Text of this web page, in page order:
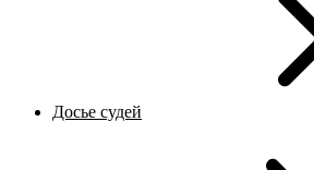
Досье судей